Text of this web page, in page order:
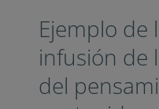
Ejemplo de
infusión de
del